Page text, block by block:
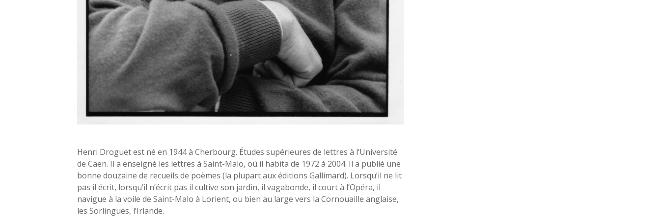
Henri Droguet est né en 1944 à Cherbourg. Études supérieures de lettres à l’Université
de Caen. Il a enseigné les lettres à Saint-Malo, où il habita de 1972 à 2004. Il a publié une
bonne douzaine de recueils de poèmes (la plupart aux éditions Gallimard). Lorsqu’il ne lit
pas il écrit, lorsqu’il n’écrit pas il cultive son jardin, il vagabonde, il court à l’Opéra, il
navigue à la voile de Saint-Malo à Lorient, ou bien au large vers la Cornouaille anglaise,
les Sorlingues, l’Irlande.